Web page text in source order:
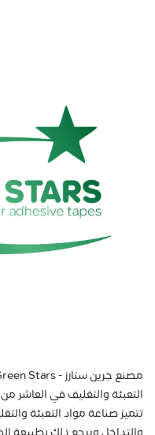
التعبئة والتغليف في العاشر
تتميز صناعة مواد التعبئة
والتداخل ويرجع ذلك بطبيعة